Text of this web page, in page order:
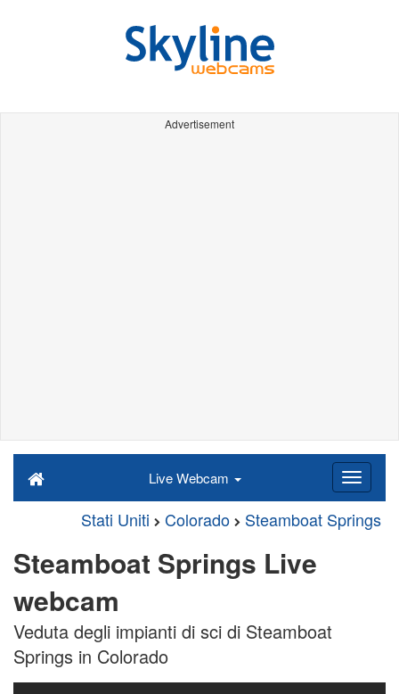
Advertisement
Live Webcam
Stati Uniti Colorado Steamboat Springs
Steamboat Springs Live
webcam
Veduta degli impianti di sci di Steamboat
Springs in Colorado